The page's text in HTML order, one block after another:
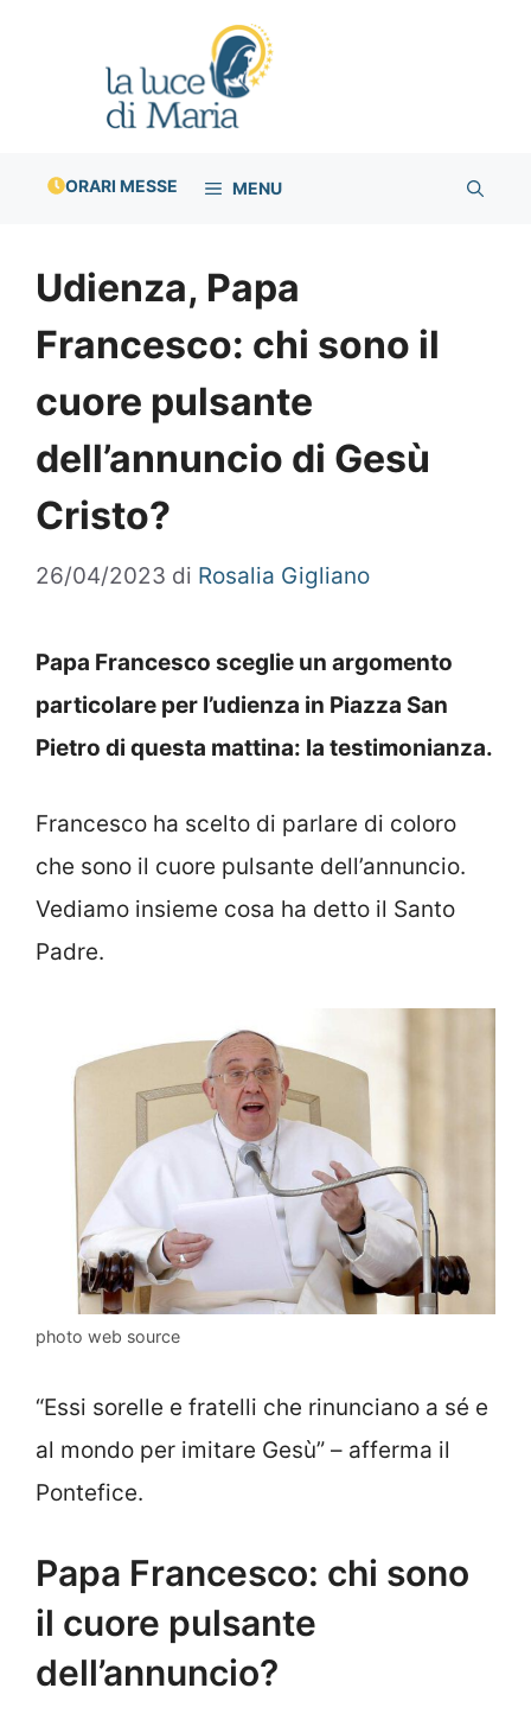
ORARI MESSE MENU
Udienza, Papa
Francesco: chi sono il
cuore pulsante
dell’annuncio di Gesù
Cristo?
26/04/2023 di Rosalia Gigliano
Papa Francesco sceglie un argomento
particolare per l’udienza in Piazza San
Pietro di questa mattina: la testimonianza.
Francesco ha scelto di parlare di coloro
che sono il cuore pulsante dell’annuncio.
Vediamo insieme cosa ha detto il Santo
Padre.
photo web source
“Essi sorelle e fratelli che rinunciano a sé e
al mondo per imitare Gesù” – afferma il
Pontefice.
Papa Francesco: chi sono
il cuore pulsante
dell’annuncio?